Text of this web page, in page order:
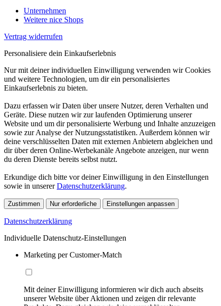
Unternehmen
Weitere nice Shops
Vertrag widerrufen
Personalisiere dein Einkaufserlebnis
Nur mit deiner individuellen Einwilligung verwenden wir Cookies
und weitere Technologien, um dir ein personalisiertes
Einkaufserlebnis zu bieten.
Dazu erfassen wir Daten über unsere Nutzer, deren Verhalten und
Geräte. Diese nutzen wir zur laufenden Optimierung unserer
Website und um dir personalisierte Werbung und Inhalte anzuzeigen
sowie zur Analyse der Nutzungsstatistiken. Außerdem können wir
deine verschlüsselten Daten mit externen Anbietern abgleichen und
dir über deren Online-Werbekanäle Angebote anzeigen, nur wenn
du deren Dienste bereits selbst nutzt.
Erkundige dich bitte vor deiner Einwilligung in den Einstellungen
sowie in unsererDatenschutzerklärung.
Zustimmen Nur erforderliche Einstellungen anpassen
Datenschutzerklärung
Individuelle Datenschutz-Einstellungen
Marketing per Customer-Match
Mit deiner Einwilligung informieren wir dich auch abseits
unserer Website über Aktionen und zeigen dir relevante